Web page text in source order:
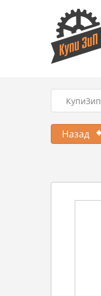
КупиЗип
Назад